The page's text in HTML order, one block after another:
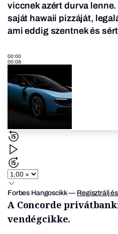
viccnek azért durva
saját hawaii pizzáját,
ami eddig szentnek és
00:00
00:08
Forbes Hangoscikk— Regisztrálj
A Concorde
vendégcikke.